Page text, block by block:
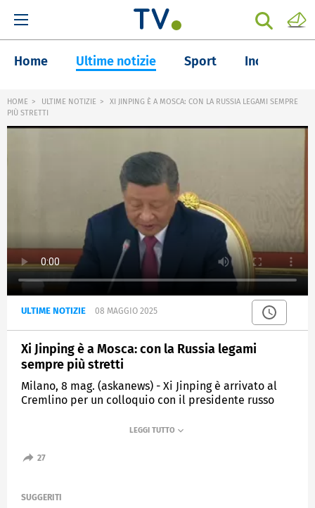
Home Ultime notizie Sport Inchieste
HOME ULTIME NOTIZIE
XI JINPING È A MOSCA: CON LA RUSSIA LEGAMI SEMPRE
PIÙ STRETTI
ULTIME NOTIZIE 08 MAGGIO 2025
Xi Jinping è a Mosca: con la Russia legami
sempre più stretti
Milano, 8 mag. (askanews) - Xi Jinping è arrivato al
Cremlino per un colloquio con il presidente russo
che Pechino starà al fianco di Mosca di fronte a
controparte russa Vladimir Putin al Cremlino.
sviluppo. Lavoreremo insieme per promuovere un
27
SUGGERITI